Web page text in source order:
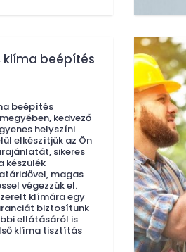
klíma beépítés
beépítés
kedvező
helyszíni
elkészítjük az Ön
sikeres
készülék
magas
végezzük el.
klímára egy
biztosítunk
ellátásáról is
klíma tisztítás